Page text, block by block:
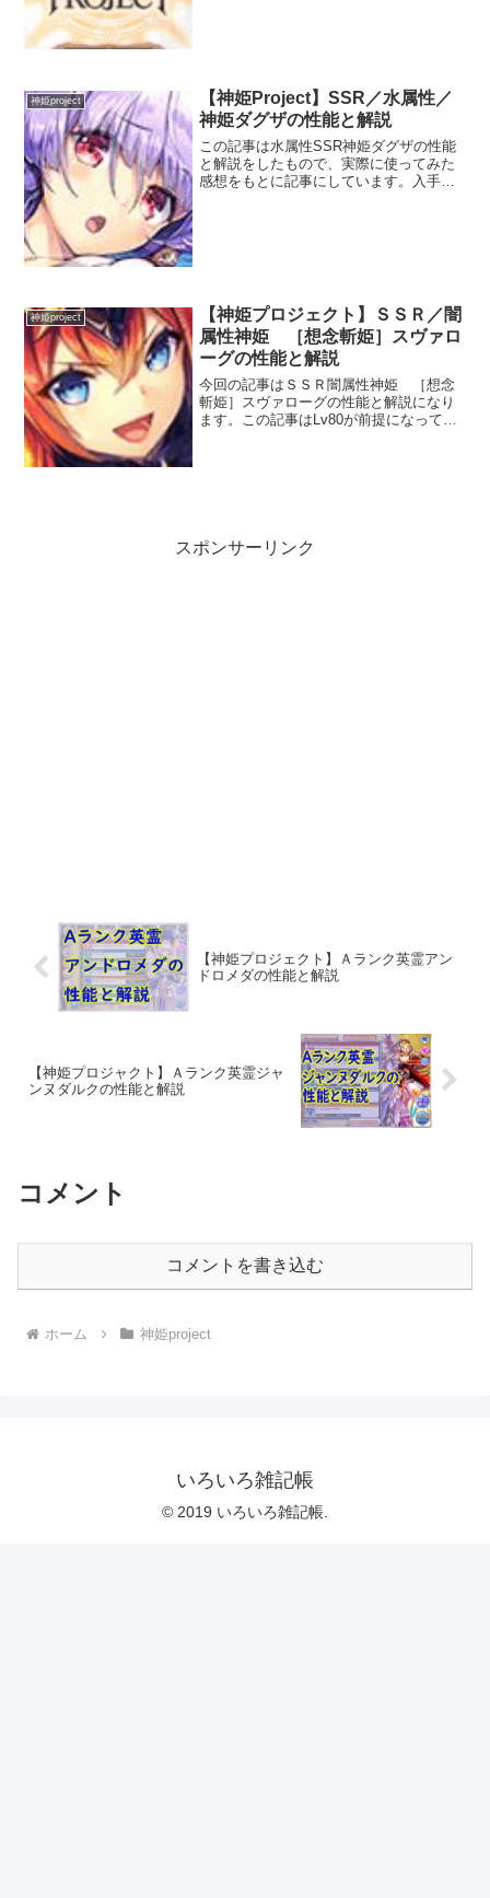
神姫project
【神姫Project】SSR／水属性／
神姫ダグザの性能と解説
この記事は水属性SSR神姫ダグザの性能
と解説をしたもので、実際に使ってみた
感想をもとに記事にしています。入手し
神姫project
【神姫プロジェクト】ＳＳＲ／闇
属性神姫 ［想念斬姫］スヴァロ
ーグの性能と解説
今回の記事はＳＳＲ闇属性神姫 ［想念
斬姫］スヴァローグの性能と解説になり
ます。この記事はLv80が前提になってい
スポンサーリンク
【神姫プロジェクト】Ａランク英霊アン
ドロメダの性能と解説
【神姫プロジャクト】Ａランク英霊ジャ
ンヌダルクの性能と解説
コメント
コメントを書き込む
ホーム 神姫project
いろいろ雑記帳
© 2019 いろいろ雑記帳.